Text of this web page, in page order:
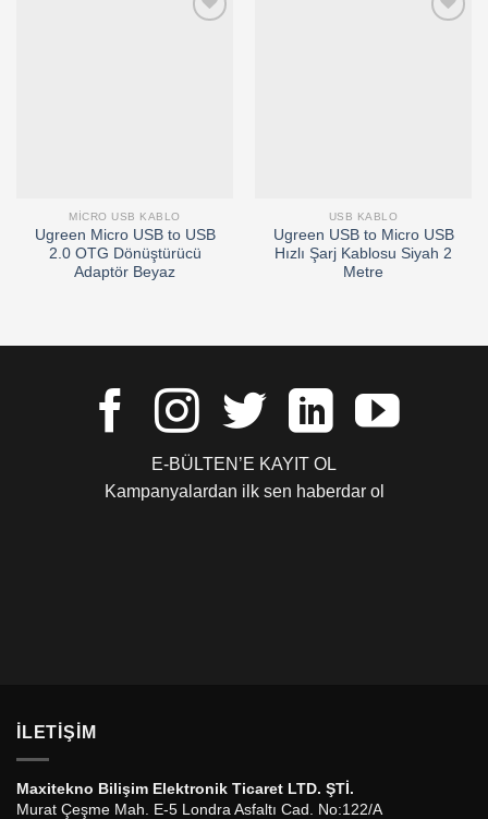
MICRO USB KABLO
Ugreen Micro USB to USB
2.0 OTG Dönüştürücü
Adaptör Beyaz
USB KABLO
Ugreen USB to Micro USB
Hızlı Şarj Kablosu Siyah 2
Metre
E-BÜLTEN’E KAYIT OL
Kampanyalardan ilk sen haberdar ol
İLETIŞIM
Maxitekno Bilişim Elektronik Ticaret LTD. ŞTİ.
Murat Çeşme Mah. E-5 Londra Asfaltı Cad. No:122/A